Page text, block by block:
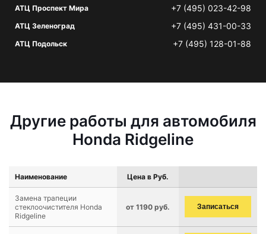
АТЦ Проспект Мира +7 (495) 023-42-98
АТЦ Зеленоград +7 (495) 431-00-33
АТЦ Подольск +7 (495) 128-01-88
Другие работы для автомобиля
Honda Ridgeline
Наименование Цена в Руб.
Замена трапеции
стеклоочистителя Honda
Ridgeline
от 1190 руб. Записаться